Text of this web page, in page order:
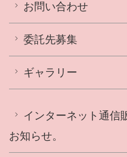
お問い合わせ
委託先募集
ギャラリー
インターネット通信
お知らせ。